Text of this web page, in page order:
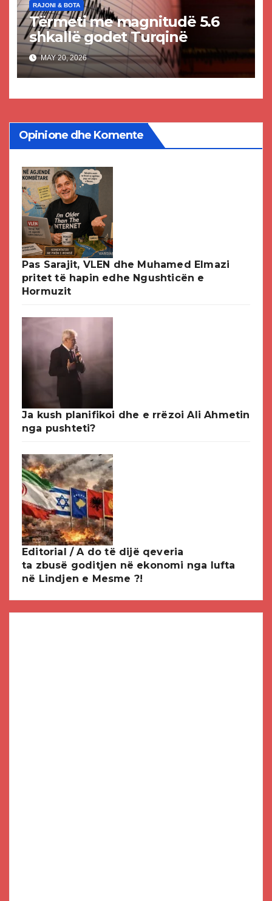
RAJONI & BOTA
Tërmeti me magnitudë 5.6
shkallë godet Turqinë
MAY 20, 2026
Opinione dhe Komente
Pas Sarajit, VLEN dhe Muhamed Elmazi
pritet të hapin edhe Ngushticën e
Hormuzit
Ja kush planifikoi dhe e rrëzoi Ali Ahmetin
nga pushteti?
Editorial / A do të dijë qeveria
ta zbusë goditjen në ekonomi nga lufta
në Lindjen e Mesme ?!